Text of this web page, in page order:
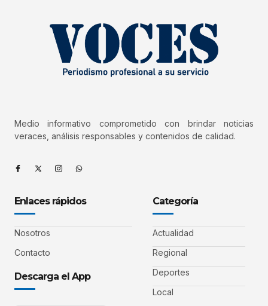
Medio informativo comprometido con brindar noticias
veraces, análisis responsables y contenidos de calidad.
Enlaces rápidos
Nosotros
Contacto
Descarga el App
Categoría
Actualidad
Regional
Deportes
Local